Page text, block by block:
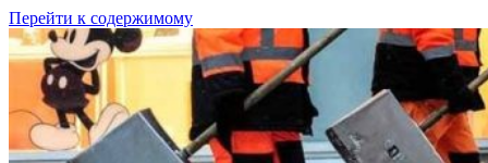
Перейти к содержимому